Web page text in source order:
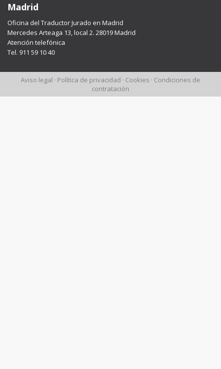
Madrid
Oficina del Traductor Jurado en Madrid
Mercedes Arteaga 13, local 2. 28019 Madrid
Atención telefónica
Tel. 911 59 10 40
Aviso legal · Política de privacidad · Cookies · Condiciones de
contratación